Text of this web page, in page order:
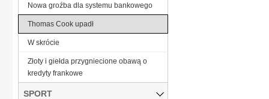
Nowa groźba dla systemu bankowego
Thomas Cook upadł
W skrócie
Złoty i giełda przygniecione obawą o
kredyty frankowe
SPORT